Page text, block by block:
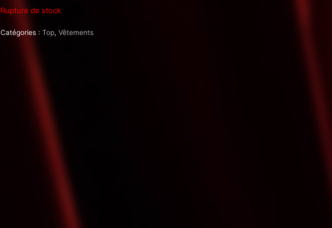
Rupture de stock
Catégories :Top,Vêtements